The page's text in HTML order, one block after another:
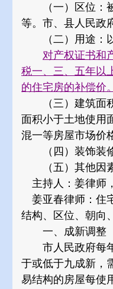
（一）区位：被
等。市、县人民政
（二）用途：以
对产权证书和
税一、三、五年以
的住宅房的补偿价。
（三）建筑面积
面积小于土地使用
混一等房屋市场价
（四）装饰装修
（五）其他因素
主持人：姜律师
姜亚春律师：住
结构、区位、朝向
一、成新调整
市人民政府每年
于或低于九成新，
易结构的房屋每使